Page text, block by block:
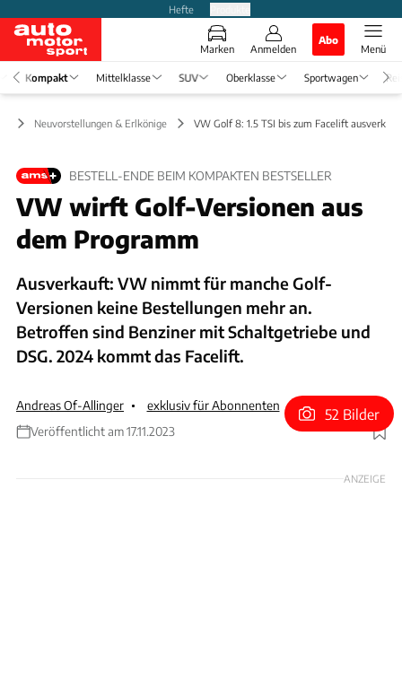
Hefte
Marken Anmelden
Abo
Menü
Kompakt Mittelklasse SUV Oberklasse Sportwagen
Neuvorstellungen & Erlkönige VW Golf 8: 1.5 TSI bis zum Facelift
BESTELL-ENDE BEIM KOMPAKTEN BESTSELLER
VW wirft Golf-Versionen aus
dem Programm
Ausverkauft: VW nimmt für manche Golf-
Versionen keine Bestellungen mehr an.
Betroffen sind Benziner mit Schaltgetriebe und
DSG. 2024 kommt das Facelift.
Andreas Of-Allinger
exklusiv für Abonnenten
Veröffentlicht am 17.11.2023
Foto: Achim Hartmann
52 Bilder
ANZEIGE